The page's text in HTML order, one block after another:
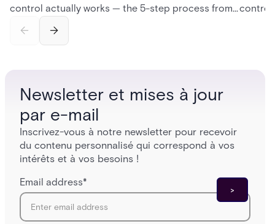
control actually works — the 5-step process from
and software components, and the access control
control
Newsletter et mises à jour
par e-mail
Inscrivez-vous à notre newsletter pour recevoir
du contenu personnalisé qui correspond à vos
intérêts et à vos besoins !
Email address*